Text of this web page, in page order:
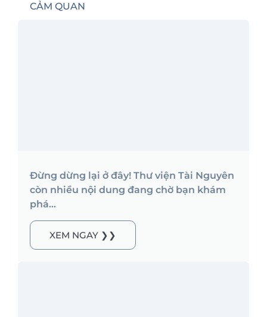
CẢM QUAN
Đừng dừng lại ở đây! Thư viện Tài Nguyên
còn nhiều nội dung đang chờ bạn khám
phá...
XEM NGAY ❯❯